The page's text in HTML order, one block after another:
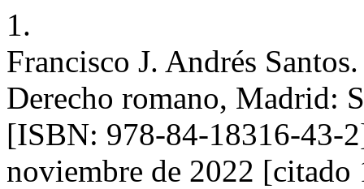
1.
Francisco J. Andrés
Derecho romano, Madrid:
[ISBN: 978-84-18316-43-
noviembre de 2022